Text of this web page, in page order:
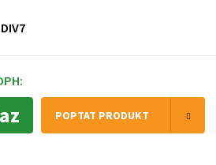
POPTAT PRODUKT